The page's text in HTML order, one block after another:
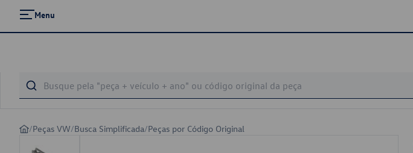
Menu
/Peças VW/Busca Simplificada/Peças por Código Original